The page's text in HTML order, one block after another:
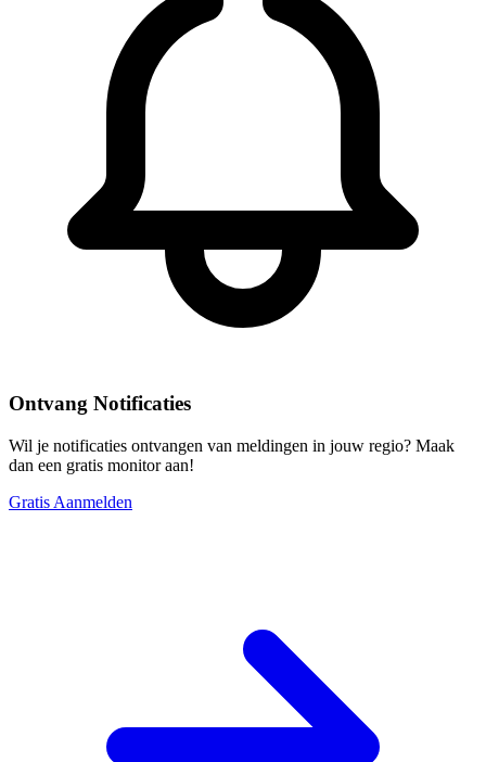
Ontvang Notificaties
Wil je notificaties ontvangen van meldingen in jouw regio? Maak
dan een gratis monitor aan!
Gratis Aanmelden